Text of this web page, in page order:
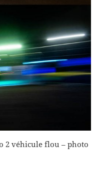
2 véhicule flou – photo